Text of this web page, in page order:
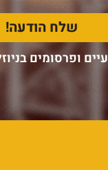
ופרסומים